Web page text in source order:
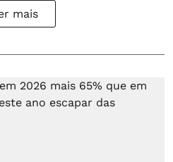
mais